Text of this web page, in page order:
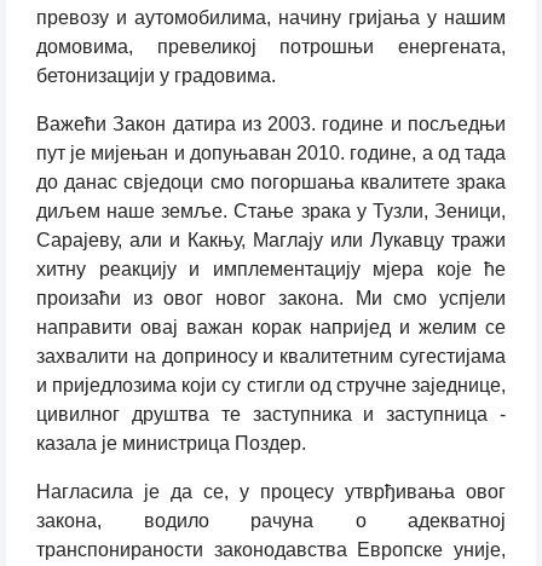
превозу и аутомобилима, начину гријања у нашим
домовима, превеликој потрошњи енергената,
бетонизацији у градовима.
Важећи Закон датира из 2003. године и посљедњи
пут је мијењан и допуњаван 2010. године, а од тада
до данас свједоци смо погоршања квалитете зрака
диљем наше земље. Стање зрака у Тузли, Зеници,
Сарајеву, али и Какњу, Маглају или Лукавцу тражи
хитну реакцију и имплементацију мјера које ће
произаћи из овог новог закона. Ми смо успјели
направити овај важан корак напријед и желим се
захвалити на доприносу и квалитетним сугестијама
и приједлозима који су стигли од стручне заједнице,
цивилног друштва те заступника и заступница -
казала је министрица Поздер.
Нагласила је да се, у процесу утврђивања овог
закона, водило рачуна о адекватној
транспонираности законодавства Европске уније,